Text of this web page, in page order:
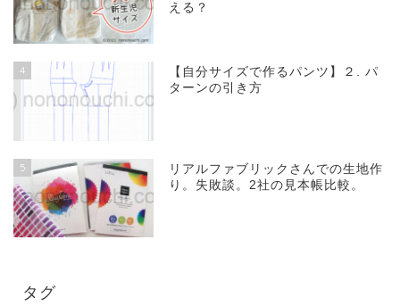
える？
4
【自分サイズで作るパンツ】２. パ
ターンの引き方
5
リアルファブリックさんでの生地作
り。失敗談。2社の見本帳比較。
タグ